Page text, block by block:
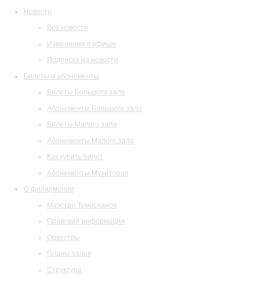
Новости
Все новости
Изменения в афише
Подписка на новости
Билеты и абонементы
Билеты Большого зала
Абонементы Большого зала
Билеты Малого зала
Абонементы Малого зала
Как купить билет
Абонементы Музитория
О филармонии
Маэстро Темирканов
Правовая информация
Оркестры
Планы залов
Структура